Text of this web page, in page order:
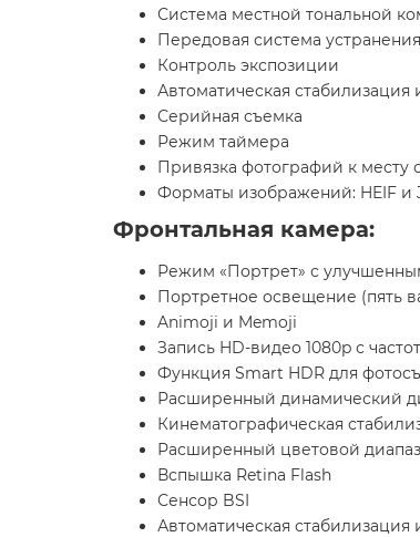
Система местной тональной
Передовая система
Контроль экспозиции
Автоматическая стабилизация
Серийная съемка
Режим таймера
Привязка фотографий к месту
Форматы изображений: HEIF и
Фронтальная камера:
Режим «Портрет» с
Портретное освещение (пять
Animoji и Memoji
Запись HD-видео 1080p с
Функция Smart HDR для
Расширенный динамический
Кинематографическая
Расширенный цветовой
Вспышка Retina Flash
Сенсор BSI
Автоматическая стабилизация